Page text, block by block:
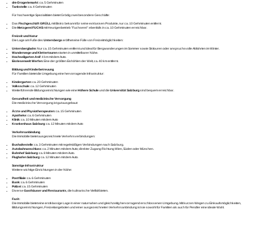
dm-Drogeriemarkt: ca. 5 Gehminuten
Tankstelle: ca. 4 Gehminuten
Für hochwertige Spezialitäten bietet Grödig zwei besondere Geschäfte:
Das Fischgeschäft GRÜLL mit Bistro: bekannt für seine exklusiven Produkte, nur ca. 10 Gehminuten entfernt.
Die Metzgerei FUCHS mit Heurigenbetrieb "Fuchserei": ebenfalls in ca. 10 Gehminuten erreichbar.
Freizeit und Natur
Die Lage am Fuße des Untersbergs eröffnet eine Fülle von Freizeitmöglichkeiten:
Untersbergbahn: Nur ca. 15 Gehminuten entfernt und ideal für Bergwanderungen im Sommer sowie Skitouren oder anspruchsvolle Abfahrten im Winter.
Wanderwege und Klettertouren starten in unmittelbarer Nähe.
Hochseilgarten Anif: 4 km mit dem Auto.
Eisriesenwelt Werfen: Eine der größten Eishöhlen der Welt, ca. 40 km entfernt.
Bildung und Kinderbetreuung
Für Familien bietet die Umgebung eine hervorragende Infrastruktur:
Kindergarten: ca. 20 Gehminuten
Volksschule: ca. 12 Gehminuten
Weiterführende Bildungseinrichtungen wie eine Höhere Schule und die Universität Salzburg sind bequem erreichbar.
Gesundheit und medizinische Versorgung
Die medizinische Versorgung ist gut ausgebaut:
Ärzte und Physiotherapeuten: ca. 15 Gehminuten
Apotheke: ca. 6 Gehminuten
Klinik: ca. 10 Minuten mit dem Auto
Krankenhaus Salzburg: ca. 12 Minuten mit dem Auto
Verkehrsanbindung
Die Immobilie bietet ausgezeichnete Verkehrsverbindungen:
Bushaltestelle: ca. 3 Gehminuten mit regelmäßigen Verbindungen nach Salzburg.
Autobahnanschluss: ca. 2 Minuten mit dem Auto; direkter Zugang Richtung Wien, Süden oder München.
Bahnhof Salzburg: ca. 8 Minuten mit dem Auto.
Flughafen Salzburg: ca. 12 Minuten mit dem Auto.
Sonstige Infrastruktur
Weitere wichtige Einrichtungen in der Nähe:
Postfiliale: ca. 6 Gehminuten
Bank: ca. 6 Gehminuten
Polizei: ca. 15 Gehminuten
Diverse Gasthäuser und Restaurants, die kulinarische Vielfalt bieten.
Fazit:
Die Immobilie bietet eine erstklassige Lage in einer naturnahen und gleichzeitig hervorragend erschlossenen Umgebung. Mit kurzen Wegen zu Einkaufsmöglichkeiten,
Bildungseinrichtungen, Freizeitangeboten und einer ausgezeichneten Verkehrsanbindung ist sie sowohl für Familien als auch für Pendler eine ideale Wahl.